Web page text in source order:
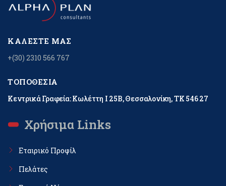
ΚΑΛΈΣΤΕ ΜΑΣ
+(30) 2310 566 767
ΤΟΠΟΘΕΣΊΑ
Κεντρικά Γραφεία: Κωλέττη Ι 25Β, Θεσσαλονίκη, ΤΚ 546 27
Χρήσιμα Links
Εταιρικό Προφίλ
Πελάτες